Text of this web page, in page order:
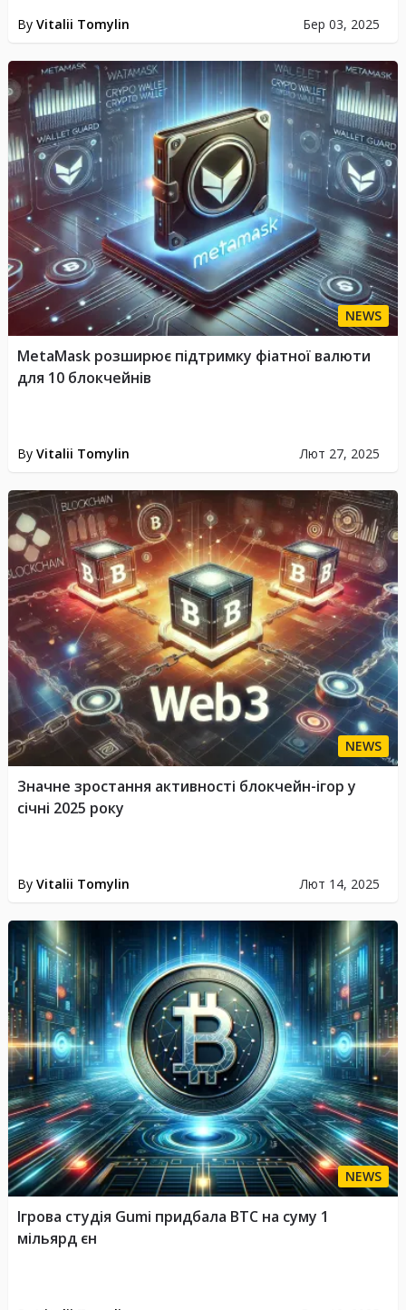
By Vitalii Tomylin Бер 03, 2025
NEWS
By Vitalii Tomylin Лют 27, 2025
MetaMask розширює підтримку фіатної валюти
для 10 блокчейнів
NEWS
By Vitalii Tomylin Лют 14, 2025
Значне зростання активності блокчейн-ігор у
січні 2025 року
NEWS
Ігрова студія Gumi придбала BTC на суму 1
мільярд єн